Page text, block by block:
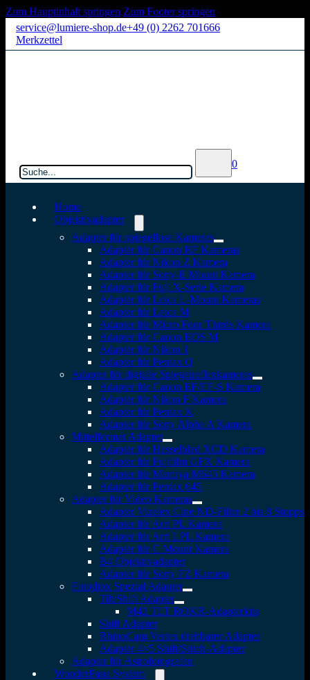
Zum Hauptinhalt springen Zum Footer springen
service@lumiere-shop.de+49 (0) 2262 701666
Merkzettel
0
Home
Objektivadapter
Adapter für spiegellose Kameras
Adapter für Canon RF Kameras
Adapter für Nikon Z Kamera
Adapter für Sony-E Mount Kamera
Adapter für Fuji X-Serie Kamera
Adapter für Leica L-Mount Kameras
Adapter für Leica M
Adapter für Micro Four Thirds Kamera
Adapter für Canon EOS M
Adapter für Nikon 1
Adapter für Pentax Q
Adapter für digitale Spiegelreflexkameras
Adapter für Canon EF/EF-S Kamera
Adapter für Nikon F Kamera
Adapter für Pentax K
Adapter für Sony Alpha A Kamera
Mittelformat Adapter
Adapter für Hasselblad XCD Kamera
Adapter für Fujifilm GFX Kamera
Adapter für Mamiya M645 Kamera
Adapter für Pentax 645
Adapter für Video Kameras
Adapter Vizelex Cine ND-Filter 2 bis 8 Stopps
Adapter für Arri PL Kamera
Adapter für Arri LPL Kamera
Adapter für C Mount Kamera
B4 Objektivadapter
Adapter für Sony FZ Kamera
Fotodiox Spezial Adapter
Tilt/Shift Adapter
M42 TLT ROKR-Adapterkits
Shift Adapter
RhinoCam Vertex drehbarer Adapter
Adapter 4×5 Shift/Stitch-Adapter
Adapter für Astrofotografen
WonderPana System